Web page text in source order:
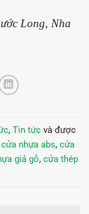
Long, Nha
, Tin tức và được
cửa nhựa abs, cửa
giả gỗ, cửa thép